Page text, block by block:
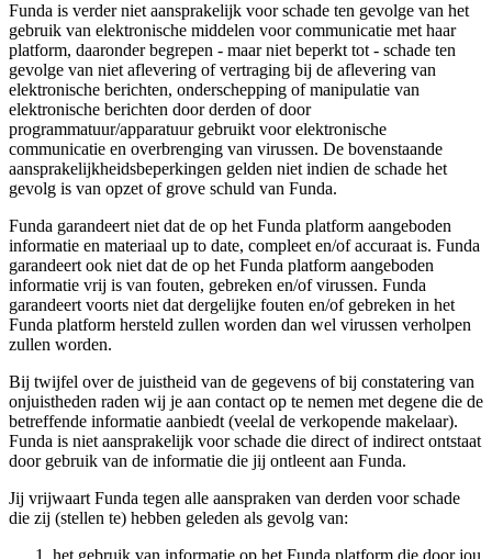
Funda is verder niet aansprakelijk voor schade ten gevolge van het
gebruik van elektronische middelen voor communicatie met haar
platform, daaronder begrepen - maar niet beperkt tot - schade ten
gevolge van niet aflevering of vertraging bij de aflevering van
elektronische berichten, onderschepping of manipulatie van
elektronische berichten door derden of door
programmatuur/apparatuur gebruikt voor elektronische
communicatie en overbrenging van virussen. De bovenstaande
aansprakelijkheidsbeperkingen gelden niet indien de schade het
gevolg is van opzet of grove schuld van Funda.
Funda garandeert niet dat de op het Funda platform aangeboden
informatie en materiaal up to date, compleet en/of accuraat is. Funda
garandeert ook niet dat de op het Funda platform aangeboden
informatie vrij is van fouten, gebreken en/of virussen. Funda
garandeert voorts niet dat dergelijke fouten en/of gebreken in het
Funda platform hersteld zullen worden dan wel virussen verholpen
zullen worden.
Bij twijfel over de juistheid van de gegevens of bij constatering van
onjuistheden raden wij je aan contact op te nemen met degene die de
betreffende informatie aanbiedt (veelal de verkopende makelaar).
Funda is niet aansprakelijk voor schade die direct of indirect ontstaat
door gebruik van de informatie die jij ontleent aan Funda.
Jij vrijwaart Funda tegen alle aanspraken van derden voor schade
die zij (stellen te) hebben geleden als gevolg van: